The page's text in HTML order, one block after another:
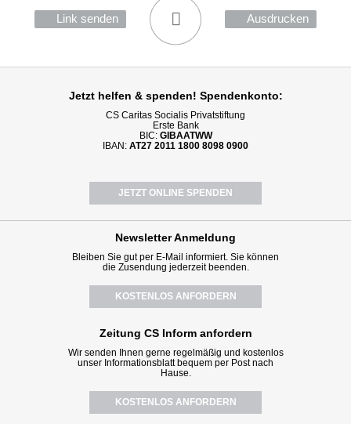
Link senden Ausdrucken
Jetzt helfen & spenden! Spendenkonto:
CS Caritas Socialis Privatstiftung
Erste Bank
BIC: GIBAATWW
IBAN: AT27 2011 1800 8098 0900
JETZT ONLINE SPENDEN
NewsletterAnmeldung
Bleiben Sie gut per E-Mail informiert. Sie können
die Zusendung jederzeit beenden.
KOSTENLOS ANFORDERN
Zeitung CS Inform anfordern
Wir senden Ihnen gerne regelmäßig und kostenlos
unser Informationsblatt bequem per Post nach
Hause.
KOSTENLOS ANFORDERN